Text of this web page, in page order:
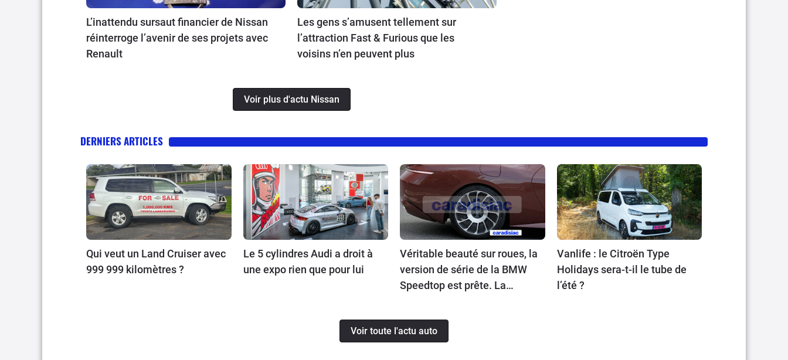
L’inattendu sursaut financier de Nissan
réinterroge l’avenir de ses projets avec
Renault
Les gens s’amusent tellement sur
l’attraction Fast & Furious que les
voisins n’en peuvent plus
Voir plus d'actu Nissan
DERNIERS ARTICLES
Qui veut un Land Cruiser avec
999 999 kilomètres ?
Le 5 cylindres Audi a droit à
une expo rien que pour lui
Véritable beauté sur roues, la
version de série de la BMW
Speedtop est prête. La
chasse sera limitée à 70
exemplaires.
Vanlife : le Citroën Type
Holidays sera-t-il le tube de
l’été ?
Voir toute l'actu auto